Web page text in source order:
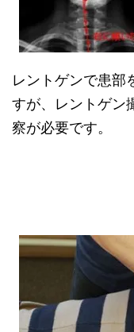
レントゲンで患部
すが、レントゲン
察が必要です。